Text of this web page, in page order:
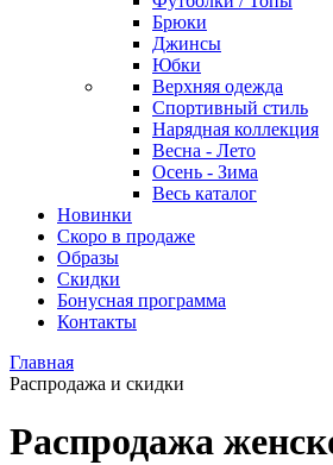
Брюки
Джинсы
Юбки
Верхняя одежда
Спортивный стиль
Нарядная коллекция
Весна - Лето
Осень - Зима
Весь каталог
Новинки
Скоро в продаже
Образы
Скидки
Бонусная программа
Контакты
Главная
Распродажа и скидки
Распродажа